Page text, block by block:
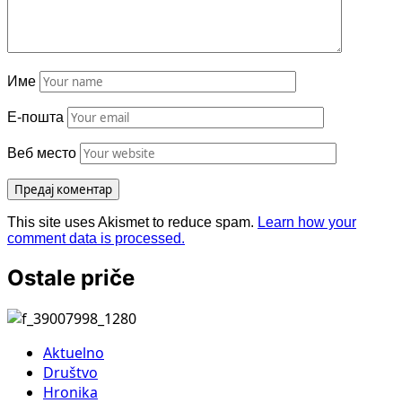
Име
Е-пошта
Веб место
This site uses Akismet to reduce spam. Learn how your
comment data is processed.
Ostale priče
Aktuelno
Društvo
Hronika